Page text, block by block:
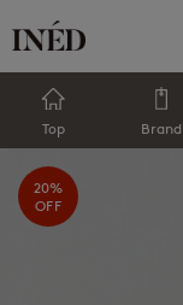
Top Brand
20%
OFF